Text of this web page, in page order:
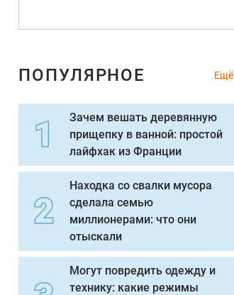
ПОПУЛЯРНОЕ Ещё
Зачем вешать деревянную
прищепку в ванной: простой
лайфхак из Франции
Находка со свалки мусора
сделала семью
миллионерами: что они
отыскали
Могут повредить одежду и
технику: какие режимы